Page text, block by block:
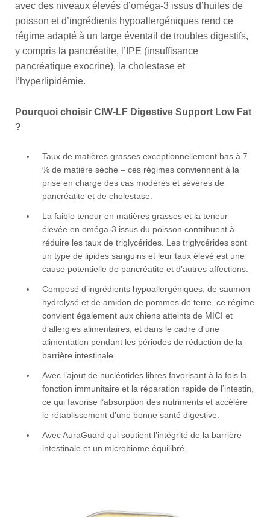
avec des niveaux élevés d’oméga-3 issus d’huiles de
poisson et d’ingrédients hypoallergéniques rend ce
régime adapté à un large éventail de troubles digestifs,
y compris la pancréatite, l’IPE (insuffisance
pancréatique exocrine), la cholestase et
l’hyperlipidémie.
Pourquoi choisir CIW-LF Digestive Support Low Fat
?
Taux de matières grasses exceptionnellement bas à 7
% de matière sèche – ces régimes conviennent à la
prise en charge des cas modérés et sévères de
pancréatite et de cholestase.
La faible teneur en matières grasses et la teneur
élevée en oméga-3 issus du poisson contribuent à
réduire les taux de triglycérides. Les triglycérides sont
un type de lipides sanguins et leur taux élevé est une
cause potentielle de pancréatite et d’autres affections.
Composé d’ingrédients hypoallergéniques, de saumon
hydrolysé et de amidon de pommes de terre, ce régime
convient également aux chiens atteints de MICI et
d’allergies alimentaires, et dans le cadre d'une
alimentation pendant les périodes de réduction de la
barrière intestinale.
Avec l’ajout de nucléotides libres favorisant à la fois la
fonction immunitaire et la réparation rapide de l’intestin,
ce qui favorise l’absorption des nutriments et accélère
le rétablissement d’une bonne santé digestive.
Avec AuraGuard qui soutient l’intégrité de la barrière
intestinale et un microbiome équilibré.